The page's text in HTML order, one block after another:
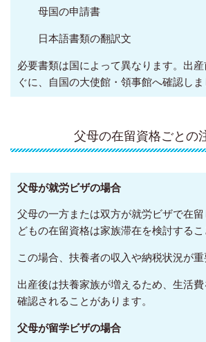
母国の申請書
日本語書類の翻訳文
必要書類は国によって異なります。出
ぐに、自国の大使館・領事館へ確認しま
父母の在留資格ごとの
父母が就労ビザの場合
父母の一方または双方が就労ビザで在
どもの在留資格は家族滞在を検討するこ
この場合、扶養者の収入や納税状況が重
出産後は扶養家族が増えるため、生活
確認されることがあります。
父母が留学ビザの場合